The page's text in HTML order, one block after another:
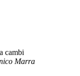
cambi
Marra